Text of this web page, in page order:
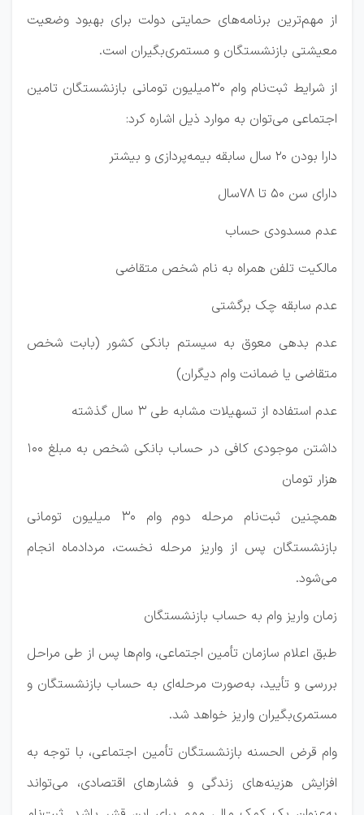
از مهم‌ترین برنامه‌های حمایتی دولت برای بهبود وضعیت
معیشتی بازنشستگان و مستمری‌بگیران است.
از شرایط ثبت‌نام وام 30میلیون تومانی بازنشستگان تامین
اجتماعی می‌توان به موارد ذیل اشاره کرد:
دارا بودن 20 سال سابقه بیمه‌پردازی و بیشتر
دارای سن 50 تا 78سال
عدم مسدودی حساب
مالکیت تلفن همراه به نام شخص متقاضی
عدم سابقه چک برگشتی
عدم بدهی معوق به سیستم بانکی کشور (بابت شخص
متقاضی یا ضمانت وام دیگران)
عدم استفاده از تسهیلات مشابه طی 3 سال گذشته
داشتن موجودی کافی در حساب بانکی شخص به مبلغ 100
هزار تومان
همچنین ثبت‌نام مرحله دوم وام 30 میلیون تومانی
بازنشستگان پس از واریز مرحله نخست، مردادماه انجام
می‌شود.
زمان واریز وام به حساب بازنشستگان
طبق اعلام سازمان تأمین اجتماعی، وام‌ها پس از طی مراحل
بررسی و تأیید، به‌صورت مرحله‌ای به حساب بازنشستگان و
مستمری‌بگیران واریز خواهد شد.
وام قرض الحسنه بازنشستگان تأمین اجتماعی، با توجه به
افزایش هزینه‌های زندگی و فشارهای اقتصادی، می‌تواند